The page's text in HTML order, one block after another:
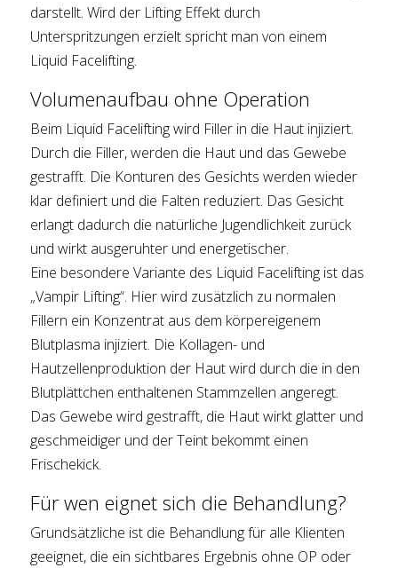
darstellt. Wird der Lifting Effekt durch
Unterspritzungen erzielt spricht man von einem
Liquid Facelifting.
Volumenaufbau ohne Operation
Beim Liquid Facelifting wird Filler in die Haut injiziert.
Durch die Filler, werden die Haut und das Gewebe
gestrafft. Die Konturen des Gesichts werden wieder
klar definiert und die Falten reduziert. Das Gesicht
erlangt dadurch die natürliche Jugendlichkeit zurück
und wirkt ausgeruhter und energetischer.
Eine besondere Variante des Liquid Facelifting ist das
„Vampir Lifting“. Hier wird zusätzlich zu normalen
Fillern ein Konzentrat aus dem körpereigenem
Blutplasma injiziert. Die Kollagen- und
Hautzellenproduktion der Haut wird durch die in den
Blutplättchen enthaltenen Stammzellen angeregt.
Das Gewebe wird gestrafft, die Haut wirkt glatter und
geschmeidiger und der Teint bekommt einen
Frischekick.
Für wen eignet sich die Behandlung?
Grundsätzliche ist die Behandlung für alle Klienten
geeignet, die ein sichtbares Ergebnis ohne OP oder